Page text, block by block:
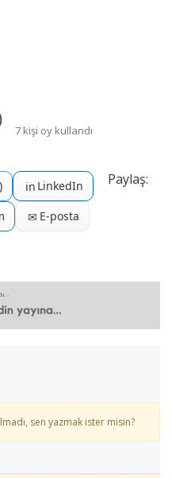
7 kişi oy kullandı
Paylaş:
in LinkedIn
✉ E-posta
sen yazmak ister misin?